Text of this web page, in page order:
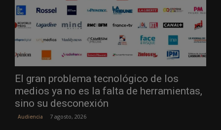
El gran problema tecnológico de los
medios ya no es la falta de herramientas,
sino su desconexión
Audiencia 7 agosto, 2026